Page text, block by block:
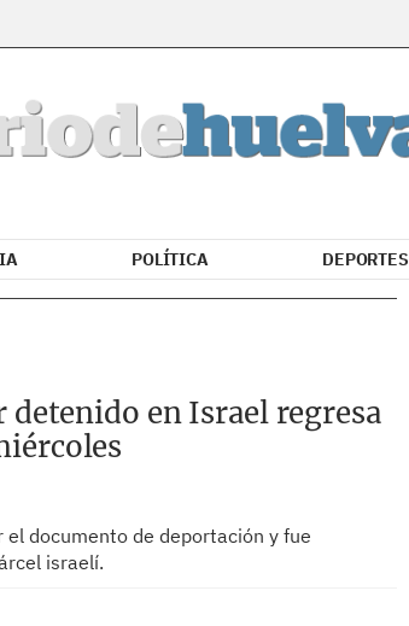
POLÍTICA DEPORTES
detenido en Israel regresa
el documento de deportación y fue
israelí.